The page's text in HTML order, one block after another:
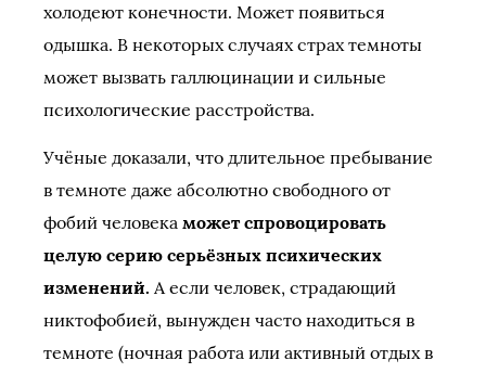
холодеют конечности. Может появиться
одышка. В некоторых случаях страх темноты
может вызвать галлюцинации и сильные
психологические расстройства.
Учёные доказали, что длительное пребывание
в темноте даже абсолютно свободного от
фобий человека может спровоцировать
целую серию серьёзных психических
изменений. А если человек, страдающий
никтофобией, вынужден часто находиться в
темноте (ночная работа или активный отдых в